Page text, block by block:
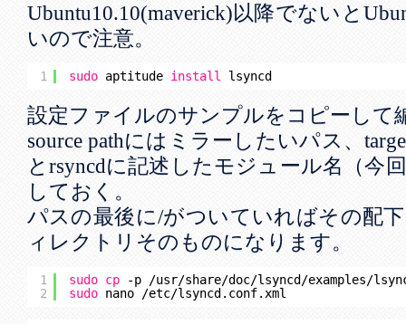
Ubuntu10.10(maverick)以降でないと
いので注意。
1 sudo aptitude install lsyncd
設定ファイルのサンプルをコピーして
source pathにはミラーしたいパス、
とrsyncdに記述したモジュール名（今
しておく。
パスの最後に/がついていればその配
ィレクトリそのものになります。
1
2
sudo cp -p
/usr/share/doc/lsyncd/examples/
sudo nano /etc/lsyncd .conf.xml